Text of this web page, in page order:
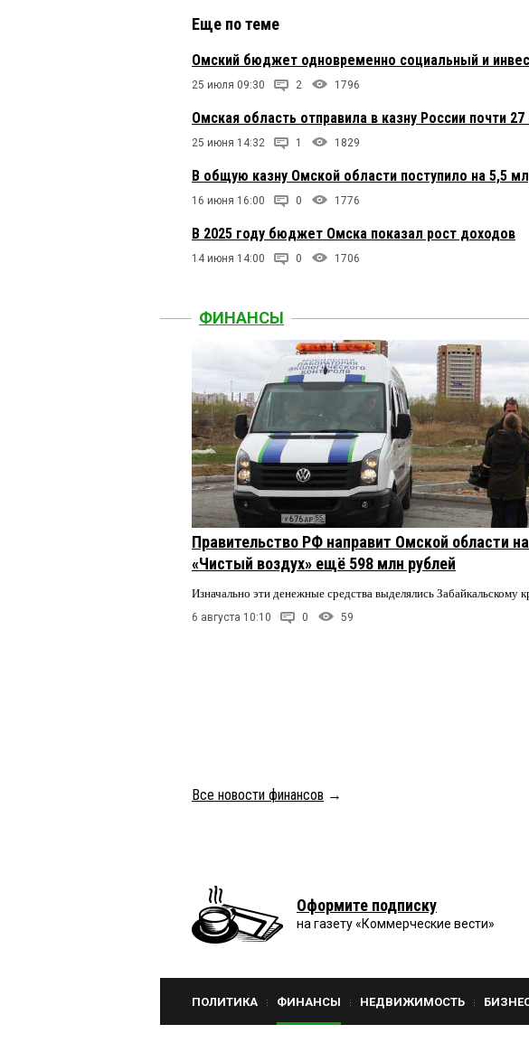
Еще по теме
Омский бюджет одновременно социальный и
25 июля 09:30 2 1796
Омская область отправила в казну России почти
25 июня 14:32 1 1829
В общую казну Омской области поступило на 5,5
16 июня 16:00 0 1776
В 2025 году бюджет Омска показал рост доходов
14 июня 14:00 0 1706
ФИНАНСЫ
Правительство РФ направит Омской области на
«Чистый воздух» ещё 598 млн рублей
Изначально эти денежные средства выделялись Забайкальскому
6 августа 10:10 0 59
Все новости финансов →
Оформите подписку
на газету «Коммерческие вести»
ПОЛИТИКА ФИНАНСЫ НЕДВИЖИМОСТЬ